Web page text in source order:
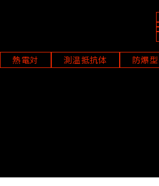
熱電対 測温抵抗体 防爆型
耐圧防爆型温度